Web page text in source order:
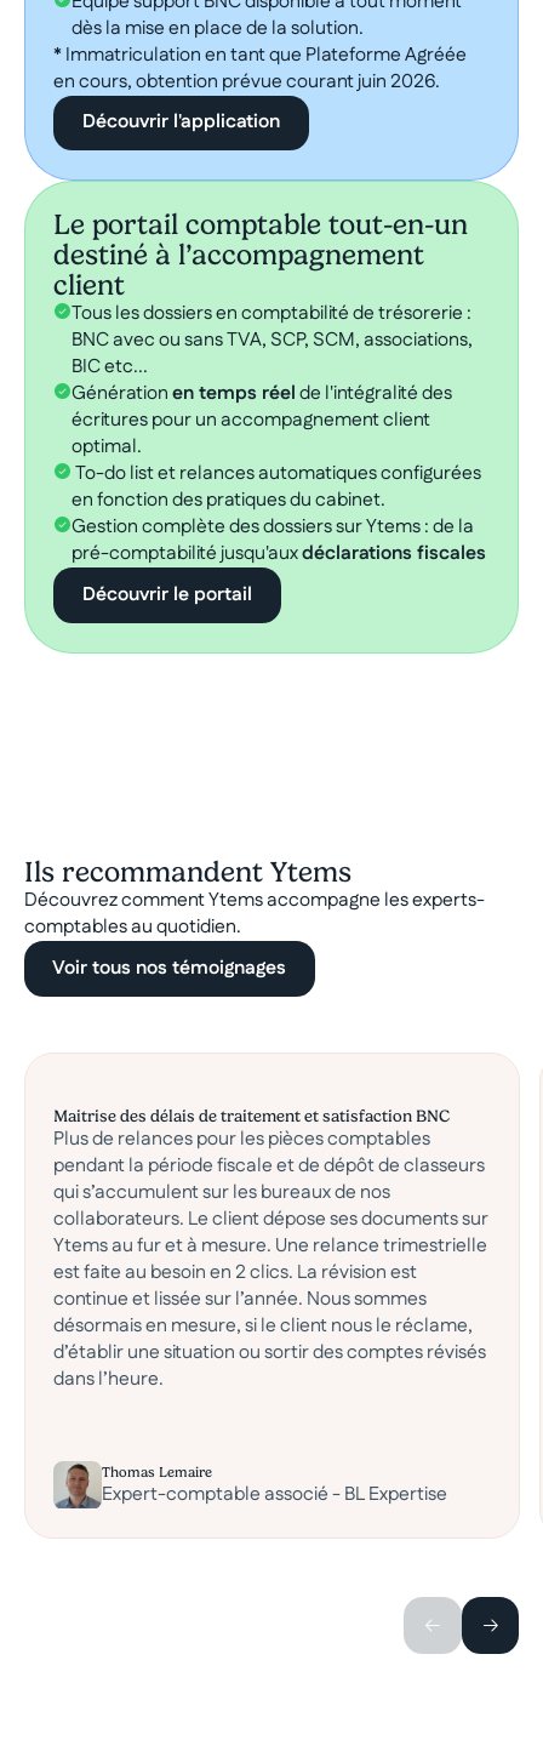
dès la mise en place de la solution.
* Immatriculation en tant que Plateforme Agréée
en cours, obtention prévue courant juin 2026.
Découvrir l'application
Le portail comptable tout-en-un
destiné à l’accompagnement
client​​​
Tous les dossiers en comptabilité de trésorerie :
BNC avec ou sans TVA, SCP, SCM, associations,
BIC etc...
Générationen temps réelde l'intégralité des
écritures pour un accompagnement client
optimal.
To-do list et relances automatiques configurées
en fonction des pratiques du cabinet.
Gestion complète des dossiers sur Ytems : de la
pré-comptabilité jusqu'auxdéclarations fiscales
Découvrir le portail
Ils recommandent Ytems
Découvrez comment Ytems accompagne les experts-
comptables au quotidien.
Voir tous nos témoignages
Maitrise des délais de traitement et satisfaction BNC
Plus de relances pour les pièces comptables
pendant la période fiscale et de dépôt de classeurs
qui s’accumulent sur les bureaux de nos
collaborateurs. Le client dépose ses documents sur
Ytems au fur et à mesure. Une relance trimestrielle
est faite au besoin en 2 clics. La révision est
continue et lissée sur l’année. Nous sommes
désormais en mesure, si le client nous le réclame,
d’établir une situation ou sortir des comptes révisés
dans l’heure.
Thomas Lemaire
Expert-comptable associé - BL Expertise